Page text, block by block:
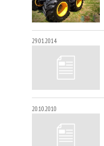
29.01.2014
20.10.2010